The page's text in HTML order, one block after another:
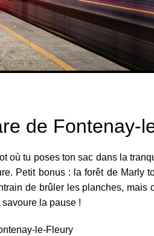
de Fontenay-
où tu poses ton sac dans la
Petit bonus : la forêt de Marly
de brûler les planches,
la pause !
le-Fleury